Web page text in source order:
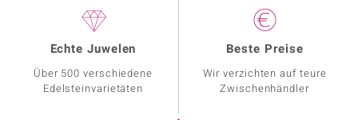
Echte Juwelen
Über 500 verschiedene
Edelsteinvarietäten
Beste Preise
Wir verzichten auf teure
Zwischenhändler